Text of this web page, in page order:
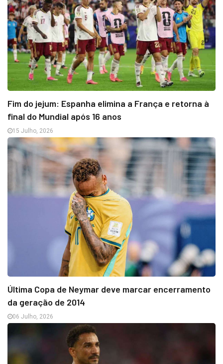
Fim do jejum: Espanha elimina a França e retorna à
final do Mundial após 16 anos
15 Julho, 2026
Última Copa de Neymar deve marcar encerramento
da geração de 2014
06 Julho, 2026